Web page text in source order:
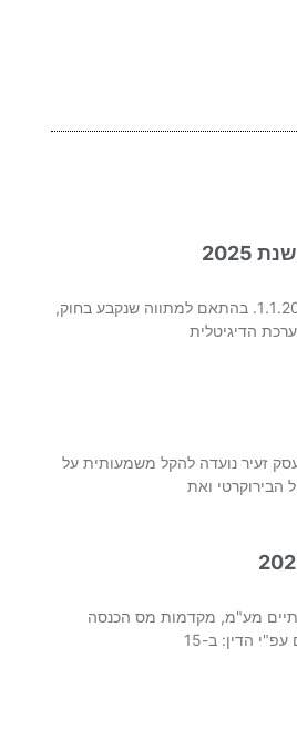
עדכון – רפורמת בעל עסק זעיר החל מיום 1.1.2025. בהתאם למתווה שנקבע בחוק,
הדיגיטלית
זעיר נועדה להקל משמעותית על
הבירוקרטי ואת
מע"מ, מקדמות מס הכנסה